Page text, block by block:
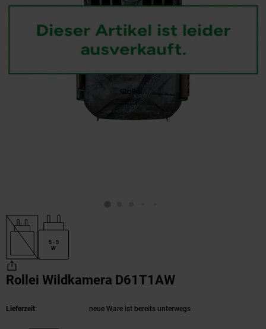
5 - 5
W
Rollei Wildkamera D61T1AW
Lieferzeit: neue Ware ist bereits unterwegs